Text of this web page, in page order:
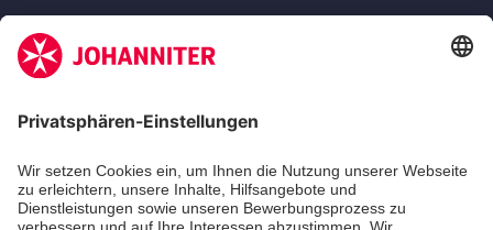
Zertifizierung der Johanniter-Unfall-Hilfe e.V.
Die Johanniter GmbH führt das Spendenzertifikat